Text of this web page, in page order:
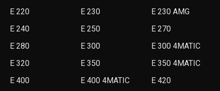
E 220
E 230
E 230 AMG
E 240
E 250
E 270
E 280
E 300
E 300 4MATIC
E 320
E 350
E 350 4MATIC
E 400
E 400 4MATIC
E 420